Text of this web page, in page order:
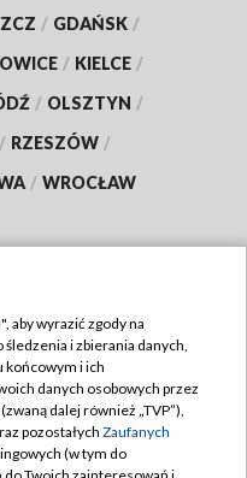
/ GDAŃSK /
/ KIELCE /
/ OLSZTYN /
/ RZESZÓW /
/ WROCŁAW
TVP
aby wyrazić zgody na
i zbierania danych,
końcowym i ich
danych osobowych przez
dalej również „TVP”),
pozostałych Zaufanych
(w tym do